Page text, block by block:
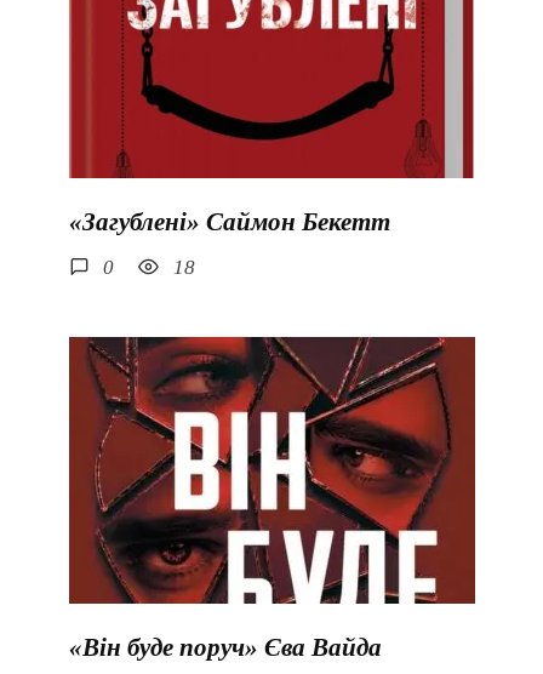
«Загублені» Саймон Бекетт
0 18
«Він буде поруч» Єва Вайда